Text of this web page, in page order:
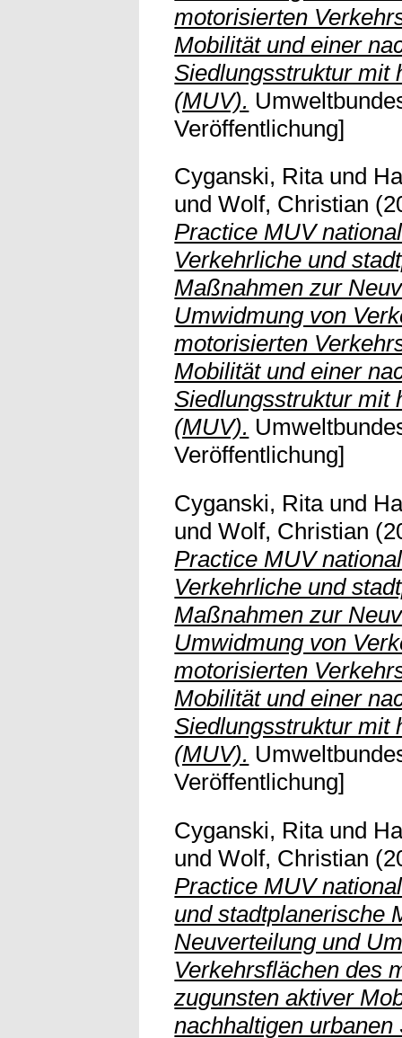
motorisierten
Mobilität und einer
Siedlungsstruktur mit
(MUV).
Veröffentlichung]
Cyganski, Ritaund
undWolf, Christian
Practice MUV
Verkehrliche und
Maßnahmen zur
Umwidmung von
motorisierten
Mobilität und einer
Siedlungsstruktur mit
(MUV).
Veröffentlichung]
Cyganski, Ritaund
undWolf, Christian
Practice MUV
Verkehrliche und
Maßnahmen zur
Umwidmung von
motorisierten
Mobilität und einer
Siedlungsstruktur mit
(MUV).
Veröffentlichung]
Cyganski, Ritaund
undWolf, Christian
Practice MUV
und stadtplanerische
Neuverteilung und
Verkehrsflächen des
zugunsten aktiver
nachhaltigen